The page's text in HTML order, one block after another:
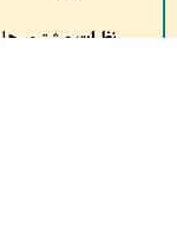
نظرات مشتری ها